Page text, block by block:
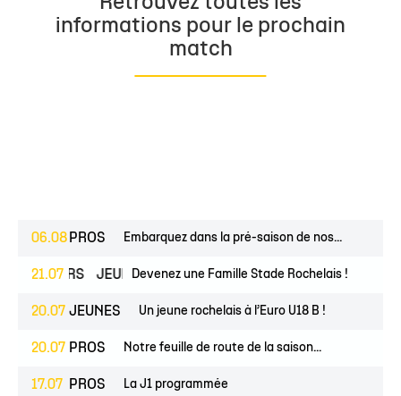
informations pour le prochain
match
06.08 PROS Embarquez dans la pré-saison de nos...
21.07
ESPOIRS JEUNESDevenez une Famille Stade Rochelais !
20.07 JEUNES Un jeune rochelais à l’Euro U18 B !
20.07 PROS Notre feuille de route de la saison...
17.07 PROS La J1 programmée